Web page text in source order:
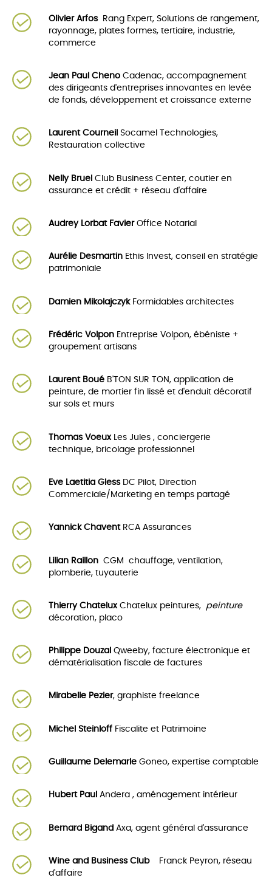
Olivier ArfosRang Expert, Solutions de rangement,
rayonnage, plates formes, tertiaire, industrie,
commerce
Jean Paul Cheno Cadenac, accompagnement
des dirigeants d'entreprises innovantes en levée
de fonds, développement et croissance externe
Laurent Courneil Socamel Technologies,
Restauration collective
Nelly Bruel Club Business Center, coutier en
assurance et crédit + réseau d'affaire
Audrey Lorbat FavierOffice Notarial
Aurélie Desmartin Ethis Invest, conseil en stratégie
patrimoniale
Damien MikolajczykFormidables architectes
Frédéric Volpon Entreprise Volpon, ébéniste +
groupement artisans
Laurent Boué B'TON SUR TON, application de
peinture, de mortier fin lissé et d'enduit décoratif
sur sols et murs
Thomas Voeux
Les Jules , conciergerie
technique, bricolage professionnel
Eve Laetitia GlessDC Pilot, Direction
Commerciale/Marketing en temps partagé
Yannick ChaventRCA Assurances
Lilian Raillon CGM chauffage, ventilation,
plomberie, tuyauterie
Thierry ChateluxChatelux peintures, peinture
décoration, placo
Philippe Douzal Qweeby, facture électronique et
dématérialisation fiscale de factures
Mirabelle Pezier, graphiste freelance
Michel Steinloff Fiscalite et Patrimoine
Guillaume Delemarle Goneo, expertise comptable
Hubert Paul Andera , aménagement intérieur
Bernard Bigand Axa, agent général d'assurance
Wine and Business Club
Franck Peyron, réseau
d'affaire